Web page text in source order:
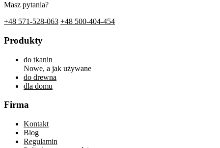
Masz pytania?
+48 571-528-063 +48 500-404-454
Produkty
do tkanin
Nowe, a jak używane
do drewna
dla domu
Firma
Kontakt
Blog
Regulamin